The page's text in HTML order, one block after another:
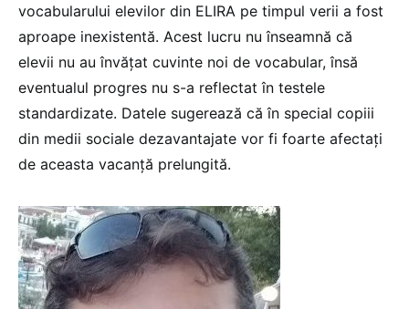
vocabularului elevilor din ELIRA pe timpul verii a fost
aproape inexistentă. Acest lucru nu înseamnă că
elevii nu au învățat cuvinte noi de vocabular, însă
eventualul progres nu s-a reflectat în testele
standardizate. Datele sugerează că în special copiii
din medii sociale dezavantajate vor fi foarte afectați
de aceasta vacanță prelungită.